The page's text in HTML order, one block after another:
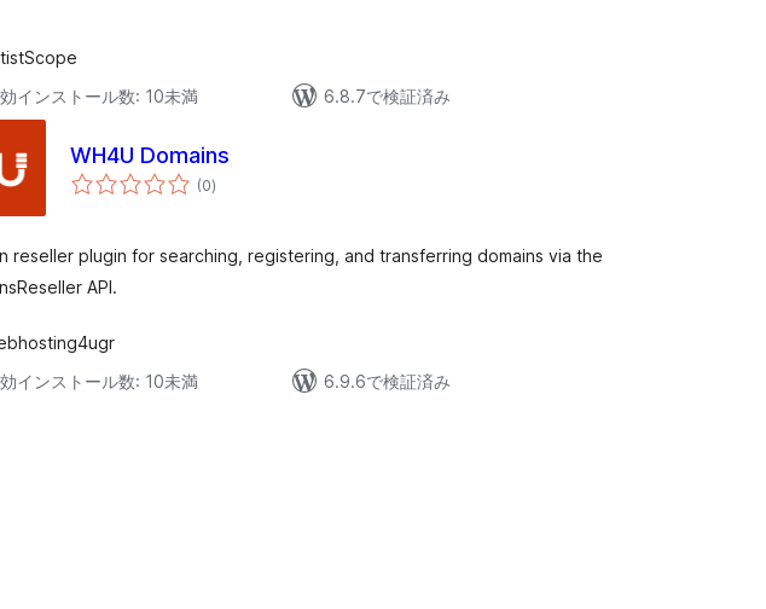
インストール数: 10未満
6.8.7で検証済み
WH4U Domains
(0個
の)
reseller plugin for searching, registering, and transferring domains via the
API.
インストール数: 10未満
6.9.6で検証済み